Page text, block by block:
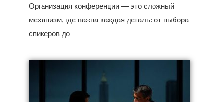
Организация конференции — это сложный
механизм, где важна каждая деталь: от выбора
спикеров до